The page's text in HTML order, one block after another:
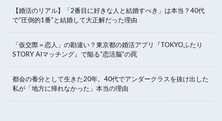
【婚活のリアル】「2番目に好きな人と結婚すべき」は本当？40代
で“圧倒的1番”と結婚して大正解だった理由
「仮交際＝恋人」の勘違い？東京都の婚活アプリ『TOKYOふたり
STORY AIマッチング』で陥る“恋活脳”の罠
都会の養分として生きた20年。40代でアンダークラスを抜け出した
私が「地方に帰れなかった」本当の理由